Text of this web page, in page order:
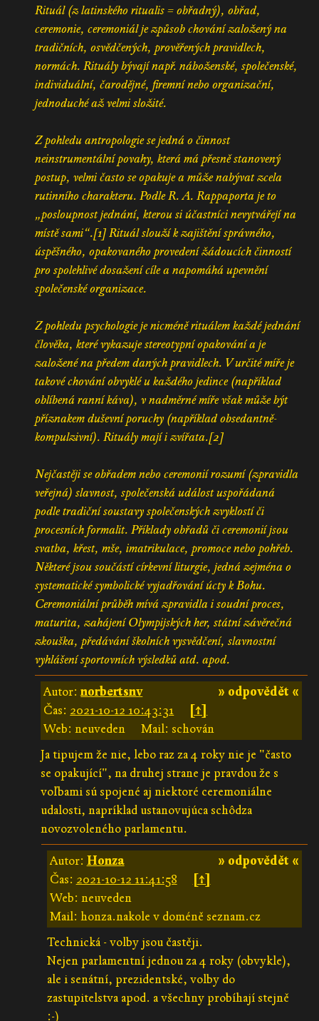
Rituál (z latinského ritualis = obřadný), obřad,
ceremonie, ceremoniál je způsob chování založený na
tradičních, osvědčených, prověřených pravidlech,
normách. Rituály bývají např. náboženské, společenské,
individuální, čarodějné, firemní nebo organizační,
jednoduché až velmi složité.
Z pohledu antropologie se jedná o činnost
neinstrumentální povahy, která má přesně stanovený
postup, velmi často se opakuje a může nabývat zcela
rutinního charakteru. Podle R. A. Rappaporta je to
„posloupnost jednání, kterou si účastníci nevytvářejí na
místě sami“.[1] Rituál slouží k zajištění správného,
úspěšného, opakovaného provedení žádoucích činností
pro spolehlivé dosažení cíle a napomáhá upevnění
společenské organizace.
Z pohledu psychologie je nicméně rituálem každé jednání
člověka, které vykazuje stereotypní opakování a je
založené na předem daných pravidlech. V určité míře je
takové chování obvyklé u každého jedince (například
oblíbená ranní káva), v nadměrné míře však může být
příznakem duševní poruchy (například obsedantně-
kompulzivní). Rituály mají i zvířata.[2]
Nejčastěji se obřadem nebo ceremonií rozumí (zpravidla
veřejná) slavnost, společenská událost uspořádaná
podle tradiční soustavy společenských zvyklostí či
procesních formalit. Příklady obřadů či ceremonií jsou
svatba, křest, mše, imatrikulace, promoce nebo pohřeb.
Některé jsou součástí církevní liturgie, jedná zejména o
systematické symbolické vyjadřování úcty k Bohu.
Ceremoniální průběh mívá zpravidla i soudní proces,
maturita, zahájení Olympijských her, státní závěrečná
zkouška, předávání školních vysvědčení, slavnostní
vyhlášení sportovních výsledků atd. apod.
» odpovědět «
Autor:norbertsnv
Čas: 2021-10-12 10:43:31
[↑]
Web: neuveden
Mail: schován
Ja tipujem že nie, lebo raz za 4 roky nie je "často
se opakující", na druhej strane je pravdou že s
voľbami sú spojené aj niektoré ceremoniálne
udalosti, napríklad ustanovujúca schôdza
novozvoleného parlamentu.
» odpovědět «
Autor: Honza
Čas: 2021-10-12 11:41:58
[↑]
Web: neuveden
Mail: honza.nakole v doméně seznam.cz
Technická - volby jsou častěji.
Nejen parlamentní jednou za 4 roky (obvykle),
ale i senátní, prezidentské, volby do
zastupitelstva apod. a všechny probíhají stejně
:-)